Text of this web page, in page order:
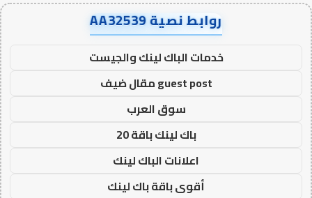
روابط نصية AA32539
خدمات الباك لينك والجيست
guest post مقال ضيف
سوق العرب
باك لينك باقة 20
اعلانات الباك لينك
أقوى باقة باك لينك